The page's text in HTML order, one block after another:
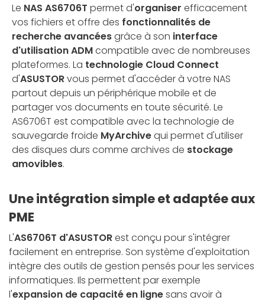
Le NAS AS6706T permet d'organiser efficacement
vos fichiers et offre des fonctionnalités de
recherche avancéesgrâce à son interface
d'utilisation ADMcompatible avec de nombreuses
plateformes. La technologie Cloud Connect
d'ASUSTORvous permet d'accéder à votre NAS
partout depuis un périphérique mobile et de
partager vos documents en toute sécurité. Le
AS6706T est compatible avec la technologie de
sauvegarde froide MyArchivequi permet d'utiliser
des disques durs comme archives de stockage
amovibles.
Une intégration simple et adaptée aux
PME
L'AS6706T d'ASUSTORest conçu pour s'intégrer
facilement en entreprise. Son système d'exploitation
intègre des outils de gestion pensés pour les services
informatiques. Ils permettent par exemple
l'expansion de capacité en lignesans avoir à